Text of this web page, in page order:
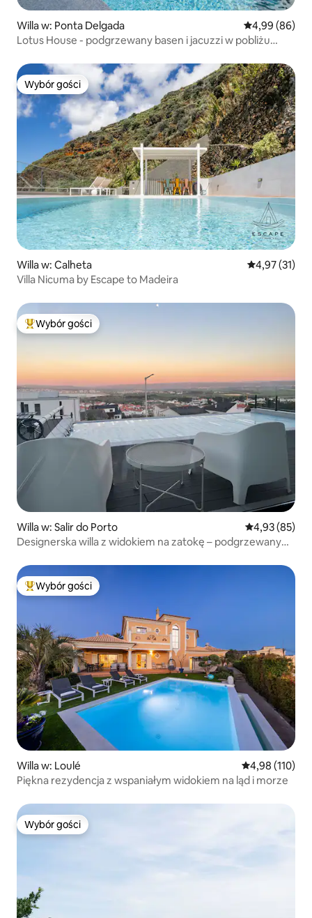
Willa w: Ponta Delgada Średnia
4,99 (86)
Lotus House - podgrzewany basen i jacuzzi w pobliżu
Wybór gości
Wybór gości
Willa w: Calheta Średnia
4,97 (31)
Villa Nicuma by Escape to Madeira
Najpopularniejsze z kategorii Wybór gości
Wybór gości
Willa w: Salir do Porto Średnia
4,93 (85)
Designerska willa z widokiem na zatokę – podgrzewany
Najpopularniejsze z kategorii Wybór gości
Wybór gości
Willa w: Loulé Średnia
4,98 (110)
Piękna rezydencja z wspaniałym widokiem na ląd i morze
Wybór gości
Wybór gości